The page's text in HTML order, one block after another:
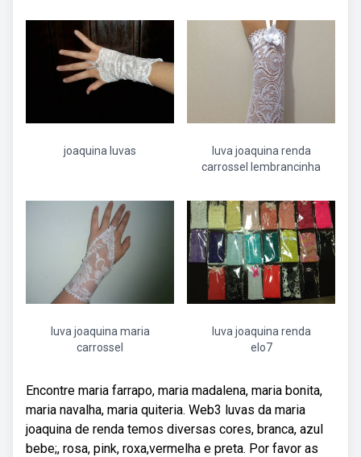
joaquina luvas
luva joaquina renda
carrossel lembrancinha
luva joaquina maria
carrossel
luva joaquina renda
elo7
Encontre maria farrapo, maria madalena, maria bonita,
maria navalha, maria quiteria. Web3 luvas da maria
joaquina de renda temos diversas cores, branca, azul
bebe;, rosa, pink, roxa,vermelha e preta. Por favor as